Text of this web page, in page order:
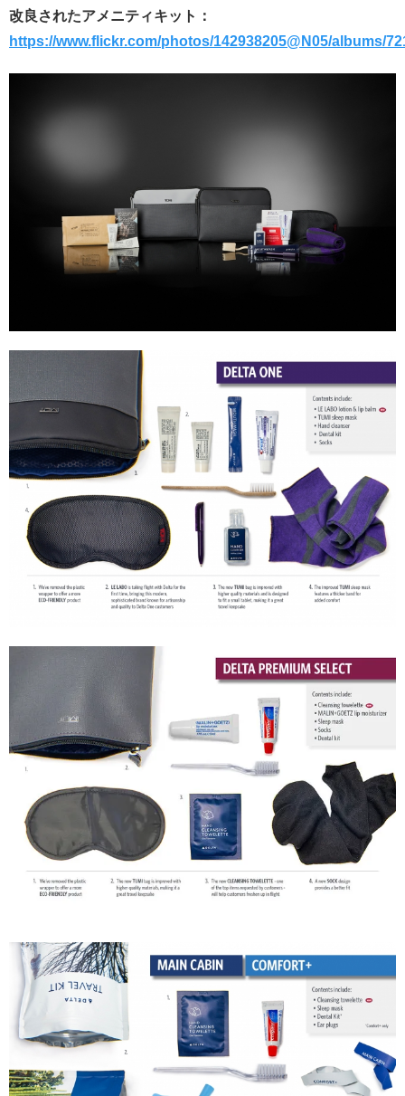
改良されたアメニティキット：
https://www.flickr.com/photos/142938205@N05/albums/